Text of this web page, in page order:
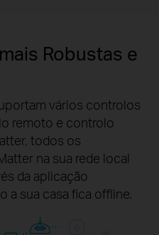
Robustas e
vários controlos
remoto e controlo
todos os
na sua rede local
da aplicação
a sua casa fica offline.